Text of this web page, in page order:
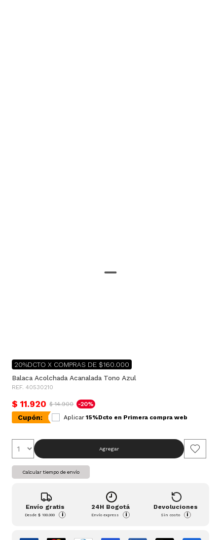
20%DCTO X COMPRAS DE $160.000
Balaca Acolchada Acanalada Tono Azul
REF. 40530210
$ 11.920 $ 14.900 -20%
Cupón: Aplicar 15%Dcto en Primera compra web
Agregar
Calcular tiempo de envío
Envío gratis
Desde$ 100.000 i
24H Bogotá
Envío express i
Devoluciones
Sin costo i